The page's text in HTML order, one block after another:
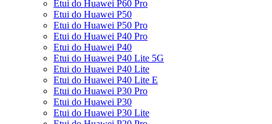
Etui do Huawei P60 Pro
Etui do Huawei P50
Etui do Huawei P50 Pro
Etui do Huawei P40 Pro
Etui do Huawei P40
Etui do Huawei P40 Lite 5G
Etui do Huawei P40 Lite
Etui do Huawei P40 Lite E
Etui do Huawei P30 Pro
Etui do Huawei P30
Etui do Huawei P30 Lite